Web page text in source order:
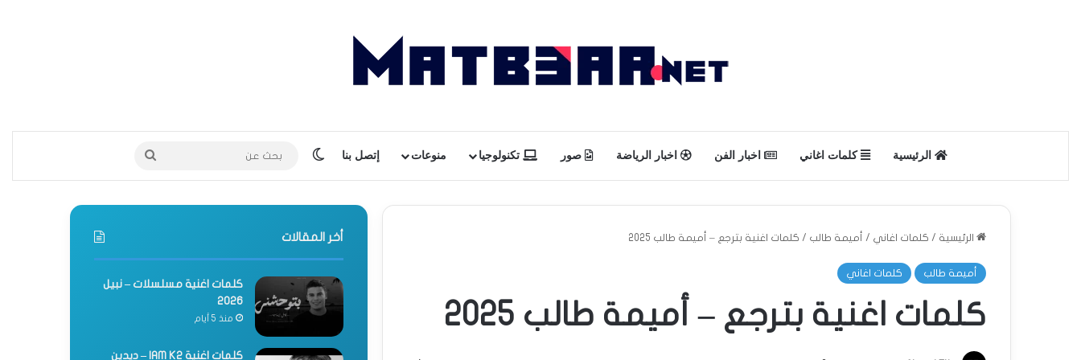
الرئيسية كلمات اغاني اخبار الفن اخبار الرياضة صور تكنولوجيا منوعات إتصل بنا الوضع المظلم بحث
عن
الرئيسية / كلمات اغاني / أميمة طالب / كلمات اغنية بترجع – أميمة طالب 2025
أميمة طالب كلمات اغاني
كلمات اغنية بترجع – أميمة طالب 2025
أخر المقالات
كلمات اغنية مسلسلات – نبيل
2026
منذ 5 أيام
كلمات اغنية IAM K2 – ديدين